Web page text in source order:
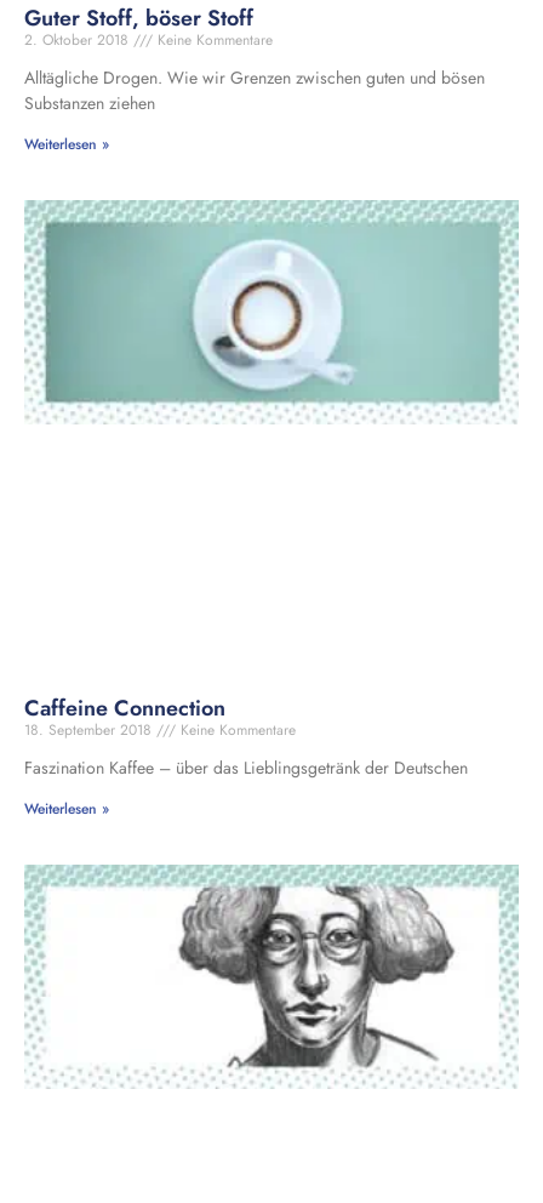
Guter Stoff, böser Stoff
2. Oktober 2018 Keine Kommentare
Alltägliche Drogen. Wie wir Grenzen zwischen guten und bösen
Substanzen ziehen
Weiterlesen »
Caffeine Connection
18. September 2018 Keine Kommentare
Faszination Kaffee – über das Lieblingsgetränk der Deutschen
Weiterlesen »